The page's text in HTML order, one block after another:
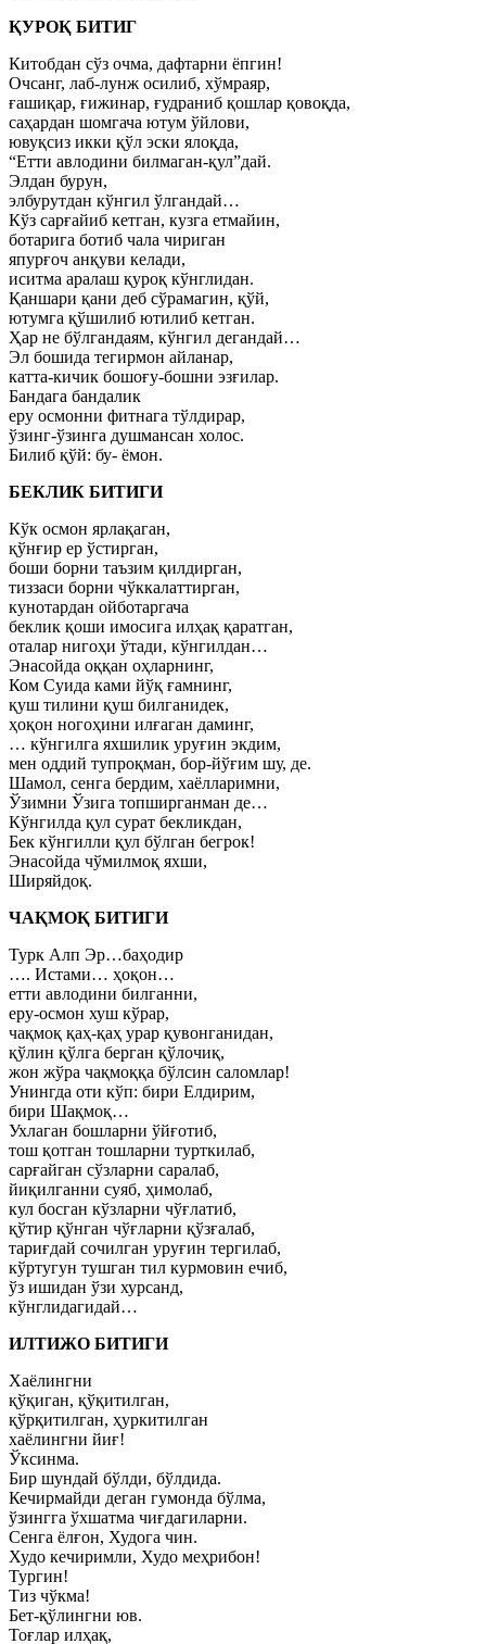
ҚУРОҚ БИТИГ
Китобдан сўз очма, дафтарни ёпгин!
Очсанг, лаб-лунж осилиб, хўмраяр,
ғашиқар, ғижинар, ғудраниб қошлар қовоқда,
саҳардан шомгача ютум ўйлови,
ювуқсиз икки қўл эски ялоқда,
“Етти авлодини билмаган-қул”дай.
Элдан бурун,
элбурутдан кўнгил ўлгандай…
Кўз сарғайиб кетган, кузга етмайин,
ботарига ботиб чала чириган
япурғоч анқуви келади,
иситма аралаш қуроқ кўнглидан.
Қаншари қани деб сўрамагин, қўй,
ютумга қўшилиб ютилиб кетган.
Ҳар не бўлгандаям, кўнгил дегандай…
Эл бошида тегирмон айланар,
катта-кичик бошоғу-бошни эзғилар.
Бандага бандалик
еру осмонни фитнага тўлдирар,
ўзинг-ўзинга душмансан холос.
Билиб қўй: бу- ёмон.
БЕКЛИК БИТИГИ
Кўк осмон ярлақаган,
қўнғир ер ўстирган,
боши борни таъзим қилдирган,
тиззаси борни чўккалаттирган,
кунотардан ойботаргача
беклик қоши имосига илҳақ қаратган,
оталар нигоҳи ўтади, кўнгилдан…
Энасойда оққан оҳларнинг,
Ком Суида ками йўқ ғамнинг,
қуш тилини қуш билганидек,
ҳоқон ногоҳини илғаган даминг,
… кўнгилга яхшилик уруғин экдим,
мен оддий тупроқман, бор-йўғим шу, де.
Шамол, сенга бердим, хаёлларимни,
Ўзимни Ўзига топширганман де…
Кўнгилда қул сурат бекликдан,
Бек кўнгилли қул бўлган бегрок!
Энасойда чўмилмоқ яхши,
Ширяйдоқ.
ЧАҚМОҚ БИТИГИ
Турк Алп Эр…баҳодир
…. Истами… ҳоқон…
етти авлодини билганни,
еру-осмон хуш кўрар,
чақмоқ қаҳ-қаҳ урар қувонганидан,
қўлин қўлга берган қўлочиқ,
жон жўра чақмоққа бўлсин саломлар!
Унингда оти кўп: бири Елдирим,
бири Шақмоқ…
Ухлаган бошларни ўйғотиб,
тош қотган тошларни турткилаб,
сарғайган сўзларни саралаб,
йиқилганни суяб, ҳимолаб,
кул босган кўзларни чўғлатиб,
қўтир қўнган чўғларни қўзғалаб,
тариғдай сочилган уруғин тергилаб,
кўртугун тушган тил курмовин ечиб,
ўз ишидан ўзи хурсанд,
кўнглидагидай…
ИЛТИЖО БИТИГИ
Хаёлингни
қўқиган, қўқитилган,
қўрқитилган, ҳуркитилган
хаёлингни йиғ!
Ўксинма.
Бир шундай бўлди, бўлдида.
Кечирмайди деган гумонда бўлма,
ўзингга ўхшатма чиғдагиларни.
Сенга ёлғон, Худога чин.
Худо кечиримли, Худо меҳрибон!
Тургин!
Тиз чўкма!
Бет-қўлингни юв.
Тоғлар илҳақ,